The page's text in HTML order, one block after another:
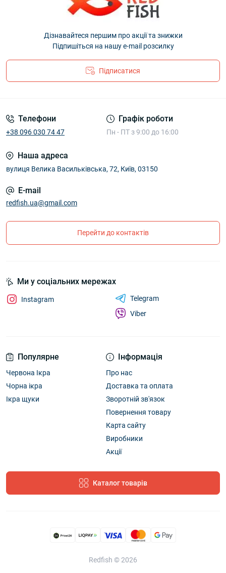
Дізнавайтеся першим про акції та знижки
Підпишіться на нашу e-mail розсилку
Підписатися
Телефони
+38 096 030 74 47
Графік роботи
Пн - ПТ з 9:00 до 16:00
Наша адреса
вулиця Велика Васильківська, 72, Київ, 03150
E-mail
redfish.ua@gmail.com
Перейти до контактів
Популярне
Червона Ікра
Чорна ікра
Ікра щуки
Інформація
Про нас
Доставка та оплата
Зворотній зв'язок
Повернення товару
Карта сайту
Виробники
Акції
Каталог товарів
Ми у соціальних мережах
Instagram
Telegram
Viber
Redfish © 2026